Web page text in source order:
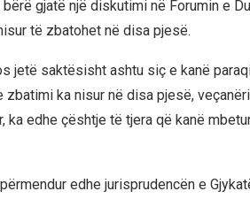
gjatë një diskutimi në Forumin e
të zbatohet në disa pjesë.
jetë saktësisht ashtu siç e kanë
ka nisur në disa pjesë,
ka edhe çështje të tjera që kanë
edhe jurisprudencën e